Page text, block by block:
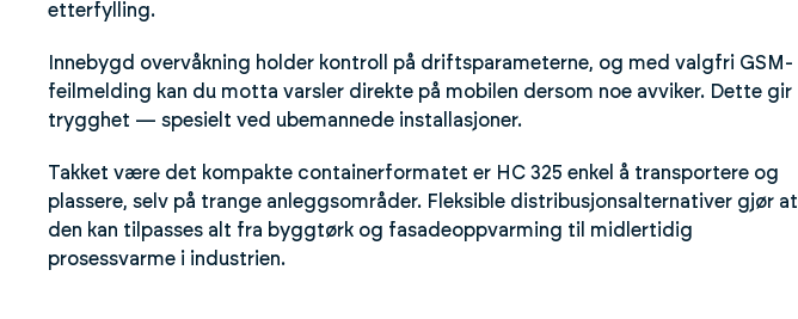
etterfylling.
Innebygd overvåkning holder kontroll på driftsparameterne, og med valgfri GSM-
feilmelding kan du motta varsler direkte på mobilen dersom noe avviker. Dette gir
trygghet — spesielt ved ubemannede installasjoner.
Takket være det kompakte containerformatet er HC 325 enkel å transportere og
plassere, selv på trange anleggsområder. Fleksible distribusjonsalternativer gjør at
den kan tilpasses alt fra byggtørk og fasadeoppvarming til midlertidig
prosessvarme i industrien.